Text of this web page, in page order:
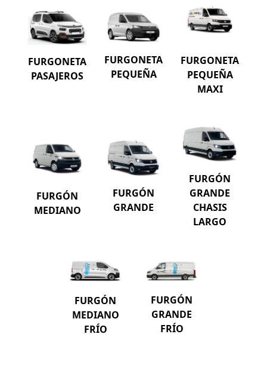
FURGONETA
PASAJEROS
FURGONETA
PEQUEÑA
FURGONETA
PEQUEÑA
MAXI
FURGÓN
MEDIANO
FURGÓN
GRANDE
FURGÓN
GRANDE
CHASIS
LARGO
FURGÓN
MEDIANO
FRÍO
FURGÓN
GRANDE
FRÍO